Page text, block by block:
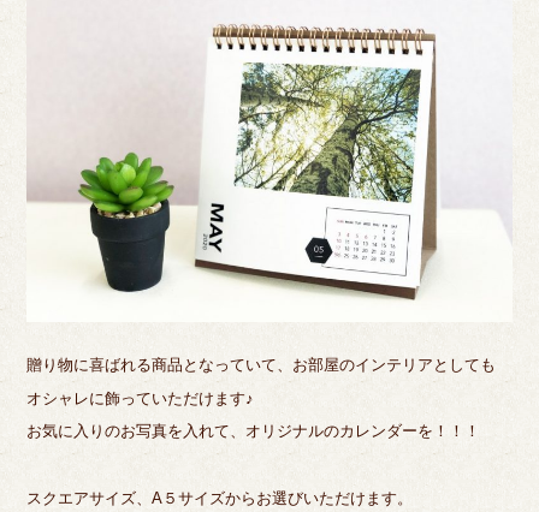
贈り物に喜ばれる商品となっていて、お部屋のインテリアとしても
オシャレに飾っていただけます♪
お気に入りのお写真を入れて、オリジナルのカレンダーを！！！
スクエアサイズ、A５サイズからお選びいただけます。